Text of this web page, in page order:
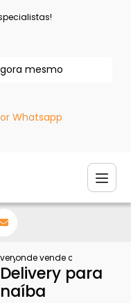
mesmo
Whatsapp
para batata
onde vende caixa de
para